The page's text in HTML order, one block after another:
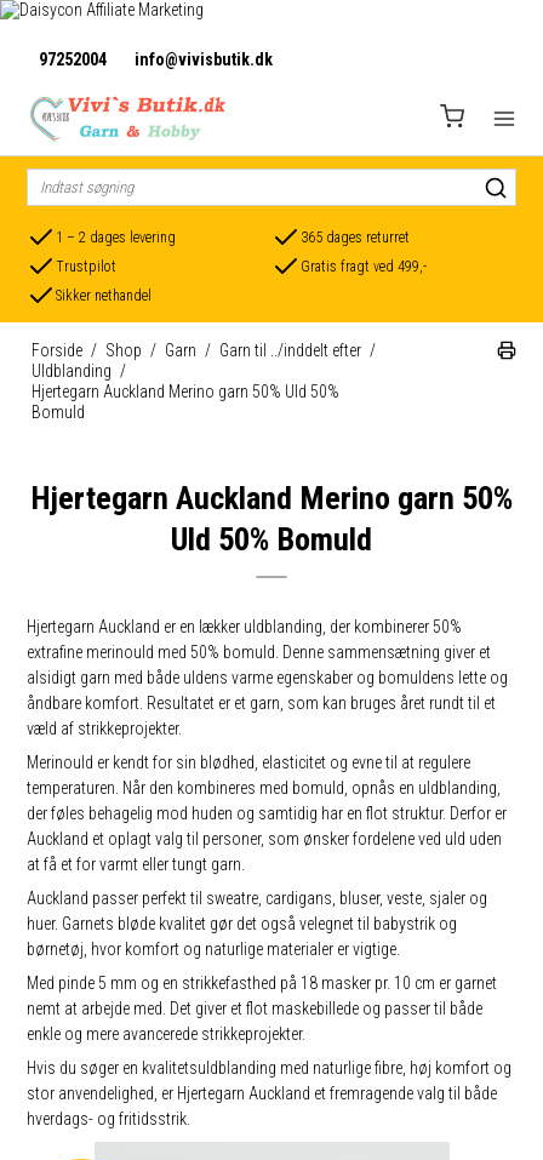
97252004 info@vivisbutik.dk
1 – 2 dages levering
365 dages returret
Trustpilot
Gratis fragt ved 499,-
Sikker nethandel
Forside / Shop / Garn / Garn til ../inddelt efter /
Uldblanding /
Hjertegarn Auckland Merino garn 50% Uld 50%
Bomuld
Hjertegarn Auckland Merino garn 50%
Uld 50% Bomuld
Hjertegarn Auckland er en lækker uldblanding, der kombinerer 50%
extrafine merinould med 50% bomuld. Denne sammensætning giver et
alsidigt garn med både uldens varme egenskaber og bomuldens lette og
åndbare komfort. Resultatet er et garn, som kan bruges året rundt til et
væld af strikkeprojekter.
Merinould er kendt for sin blødhed, elasticitet og evne til at regulere
temperaturen. Når den kombineres med bomuld, opnås en uldblanding,
der føles behagelig mod huden og samtidig har en flot struktur. Derfor er
Auckland et oplagt valg til personer, som ønsker fordelene ved uld uden
at få et for varmt eller tungt garn.
Auckland passer perfekt til sweatre, cardigans, bluser, veste, sjaler og
huer. Garnets bløde kvalitet gør det også velegnet til babystrik og
børnetøj, hvor komfort og naturlige materialer er vigtige.
Med pinde 5 mm og en strikkefasthed på 18 masker pr. 10 cm er garnet
nemt at arbejde med. Det giver et flot maskebillede og passer til både
enkle og mere avancerede strikkeprojekter.
Hvis du søger en kvalitetsuldblanding med naturlige fibre, høj komfort og
stor anvendelighed, er Hjertegarn Auckland et fremragende valg til både
hverdags- og fritidsstrik.